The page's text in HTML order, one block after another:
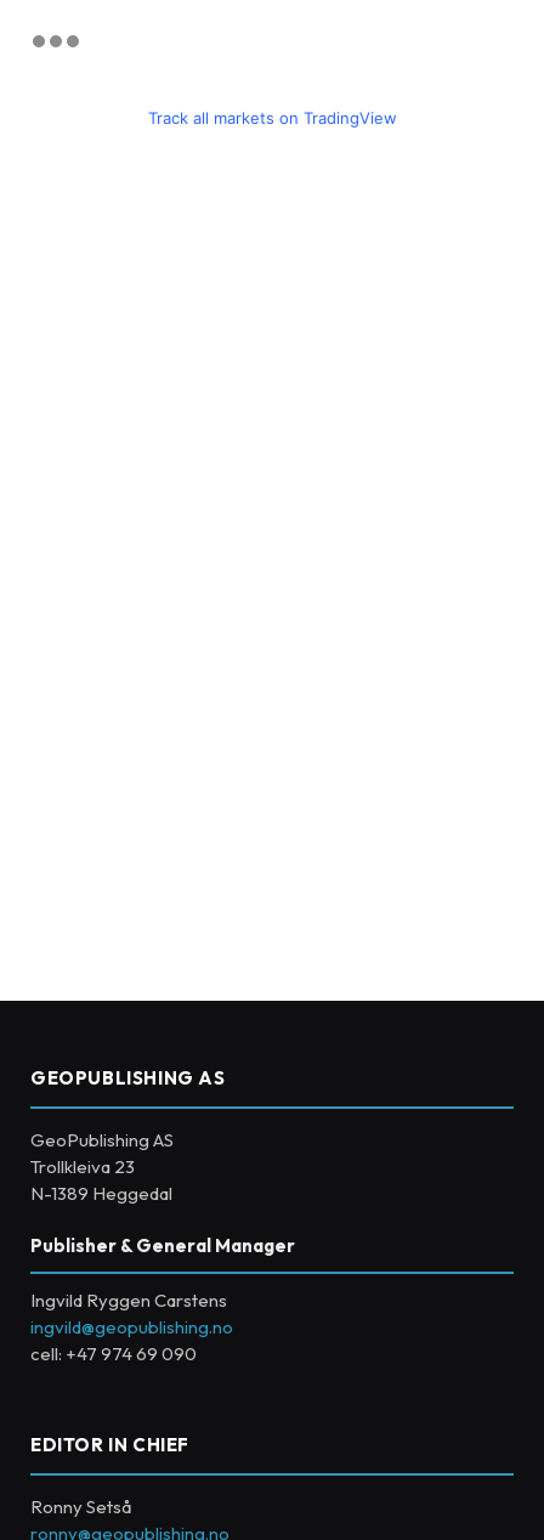
Track all markets on TradingView
GEOPUBLISHING AS
GeoPublishing AS
Trollkleiva 23
N-1389 Heggedal
Publisher & General Manager
Ingvild Ryggen Carstens
ingvild@geopublishing.no
cell: +47 974 69 090
EDITOR IN CHIEF
Ronny Setså
ronny@geopublishing.no